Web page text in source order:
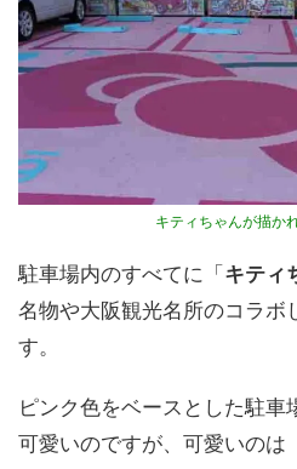
キティちゃんが描か
駐車場内のすべてに「 キティ
名物や大阪観光名所のコラボ
す。
ピンク色をベースとした駐
可愛いのですが、可愛いのは